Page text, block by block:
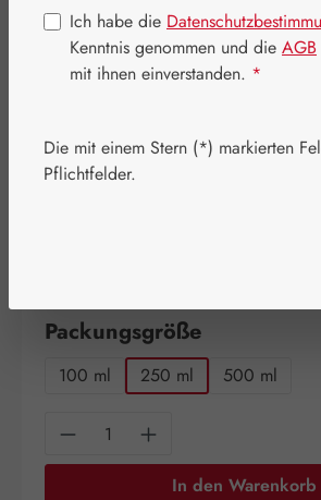
Regulärer Preis:
24,20 €
Packungsgrößeauswählen
100 ml 250 ml 500 ml
Produkt Anzahl: Gib den
In den Warenkorb
Ich habe die
Kenntnis genommen und die AGB
mit ihnen einverstanden. *
Die mit einem Stern (*) markierten
Pflichtfelder.